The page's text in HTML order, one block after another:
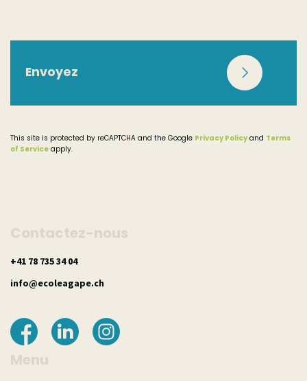
Affichage
Radio
Newsletter
Autre
Envoyez
This site is protected by reCAPTCHA and the Google Privacy Policy and Terms
of Service apply.
Contactez-nous
40 43 537 87 14+
hc.epagaeloce@ofni
Menu